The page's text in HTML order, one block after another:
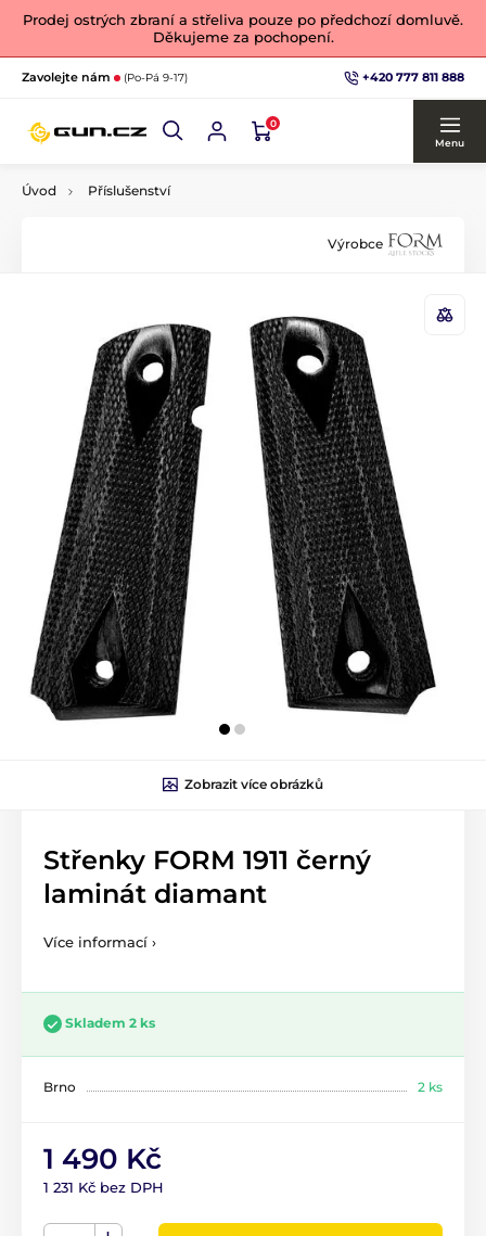
Prodej ostrých zbraní a střeliva pouze po předchozí domluvě.
Děkujeme za pochopení.
Zavolejte nám (Po-Pá 9-17) +420 777 811 888
0
Menu
Úvod Příslušenství
Výrobce
Zobrazit více obrázků
Střenky FORM 1911 černý
laminát diamant
Více informací ›
Skladem 2 ks
Brno 2 ks
1 490 Kč
1 231 Kč bez DPH